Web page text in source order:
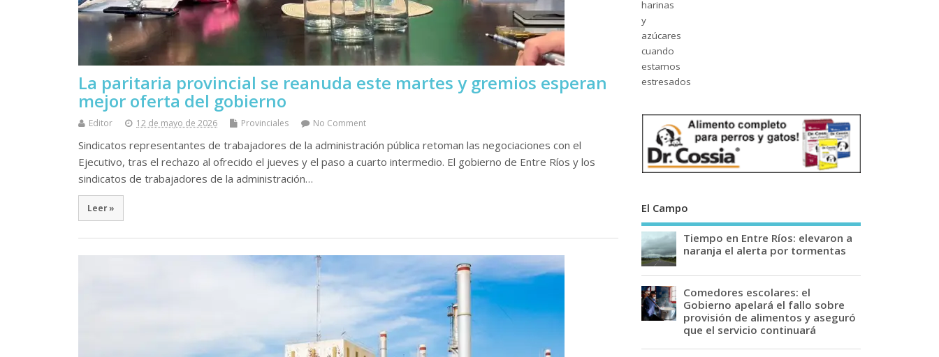
La paritaria provincial se reanuda este martes y gremios esperan
mejor oferta del gobierno
Editor 12 de mayo de 2026 Provinciales No Comment
Sindicatos representantes de trabajadores de la administración pública retoman las negociaciones con el
Ejecutivo, tras el rechazo al ofrecido el jueves y el paso a cuarto intermedio. El gobierno de Entre Ríos y los
sindicatos de trabajadores de la administración…
Leer » El Campo
Tiempo en Entre Ríos: elevaron a
naranja el alerta por tormentas
Comedores escolares: el
Gobierno apelará el fallo sobre
provisión de alimentos y aseguró
que el servicio continuará